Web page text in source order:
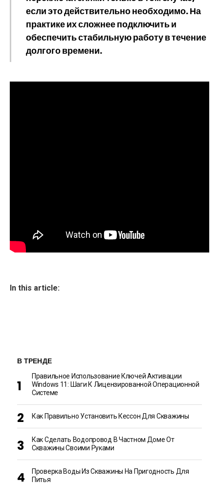
если это действительно необходимо. На
практике их сложнее подключить и
обеспечить стабильную работу в течение
долгого времени.
In this article:
В ТРЕНДЕ
Правильное Использование Ключей Активации
Windows 11: Шаги К Лицензированной Операционной
Системе
Как Правильно Установить Кессон Для Скважины
Как Сделать Водопровод В Частном Доме От
Скважины Своими Руками
Проверка Воды Из Скважины На Пригодность Для
Питья